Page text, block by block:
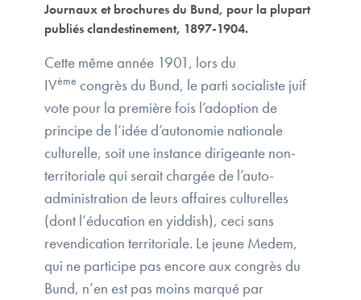
Journaux et brochures du Bund, pour la plupart
publiés clandestinement, 1897-1904.
Cette même année 1901, lors du
IVème congrès du Bund, le parti socialiste juif
vote pour la première fois l’adoption de
principe de l’idée d’autonomie nationale
culturelle, soit une instance dirigeante non-
territoriale qui serait chargée de l’auto-
administration de leurs affaires culturelles
(dont l’éducation en yiddish), ceci sans
revendication territoriale. Le jeune Medem,
qui ne participe pas encore aux congrès du
Bund, n’en est pas moins marqué par